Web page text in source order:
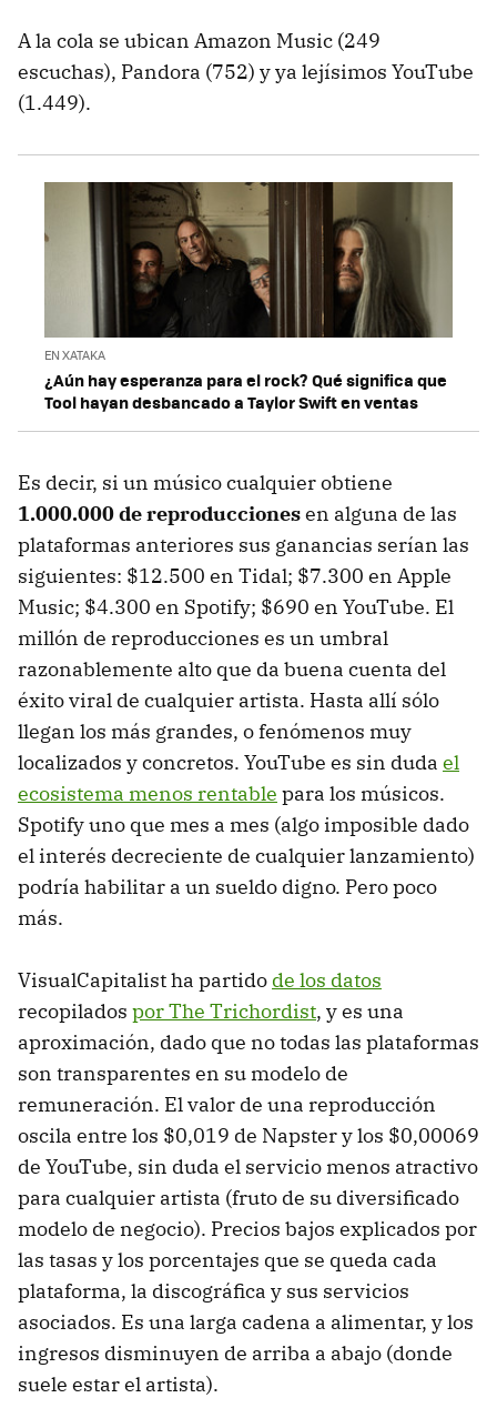
A la cola se ubican Amazon Music (249
escuchas), Pandora (752) y ya lejísimos YouTube
(1.449).
EN XATAKA
¿Aún hay esperanza para el rock? Qué significa que
Tool hayan desbancado a Taylor Swift en ventas
Es decir, si un músico cualquier obtiene
1.000.000 de reproduccionesen alguna de las
plataformas anteriores sus ganancias serían las
siguientes: $12.500 en Tidal; $7.300 en Apple
Music; $4.300 en Spotify; $690 en YouTube. El
millón de reproducciones es un umbral
razonablemente alto que da buena cuenta del
éxito viral de cualquier artista. Hasta allí sólo
llegan los más grandes, o fenómenos muy
localizados y concretos. YouTube es sin duda el
ecosistema menos rentable para los músicos.
Spotify uno que mes a mes (algo imposible dado
el interés decreciente de cualquier lanzamiento)
podría habilitar a un sueldo digno. Pero poco
más.
VisualCapitalist ha partido de los datos
recopilados por The Trichordist, y es una
aproximación, dado que no todas las plataformas
son transparentes en su modelo de
remuneración. El valor de una reproducción
oscila entre los $0,019 de Napster y los $0,00069
de YouTube, sin duda el servicio menos atractivo
para cualquier artista (fruto de su diversificado
modelo de negocio). Precios bajos explicados por
las tasas y los porcentajes que se queda cada
plataforma, la discográfica y sus servicios
asociados. Es una larga cadena a alimentar, y los
ingresos disminuyen de arriba a abajo (donde
suele estar el artista).